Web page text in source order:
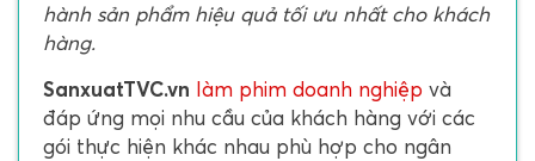
hành sản phẩm hiệu quả tối ưu nhất cho khách
hàng.
SanxuatTVC.vn làm phim doanh nghiệp và
đáp ứng mọi nhu cầu của khách hàng với các
gói thực hiện khác nhau phù hợp cho ngân